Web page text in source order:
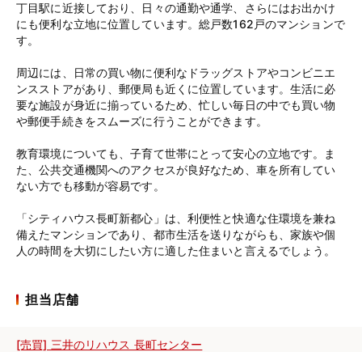
丁目駅に近接しており、日々の通勤や通学、さらにはお出かけ
にも便利な立地に位置しています。総戸数162戸のマンションで
す。
周辺には、日常の買い物に便利なドラッグストアやコンビニエ
ンスストアがあり、郵便局も近くに位置しています。生活に必
要な施設が身近に揃っているため、忙しい毎日の中でも買い物
や郵便手続きをスムーズに行うことができます。
教育環境についても、子育て世帯にとって安心の立地です。ま
た、公共交通機関へのアクセスが良好なため、車を所有してい
ない方でも移動が容易です。
「シティハウス長町新都心」は、利便性と快適な住環境を兼ね
備えたマンションであり、都市生活を送りながらも、家族や個
人の時間を大切にしたい方に適した住まいと言えるでしょう。
担当店舗
[売買] 三井のリハウス 長町センター